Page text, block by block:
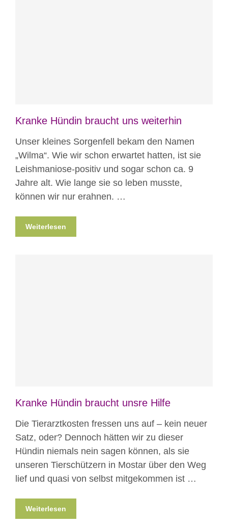
Kranke Hündin braucht uns weiterhin
Unser kleines Sorgenfell bekam den Namen
„Wilma“. Wie wir schon erwartet hatten, ist sie
Leishmaniose-positiv und sogar schon ca. 9
Jahre alt. Wie lange sie so leben musste,
können wir nur erahnen. …
Weiterlesen
Kranke Hündin braucht unsre Hilfe
Die Tierarztkosten fressen uns auf – kein neuer
Satz, oder? Dennoch hätten wir zu dieser
Hündin niemals nein sagen können, als sie
unseren Tierschützern in Mostar über den Weg
lief und quasi von selbst mitgekommen ist …
Weiterlesen